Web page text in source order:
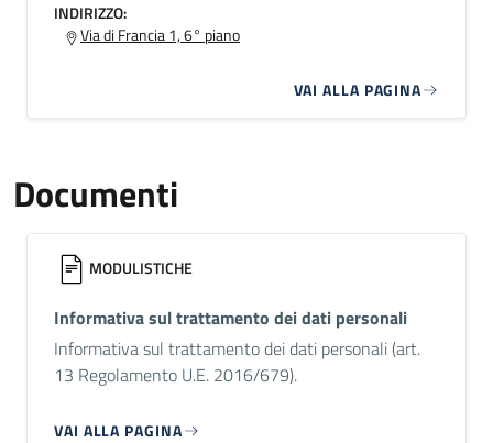
INDIRIZZO:
Via di Francia 1, 6° piano
VAI ALLA PAGINA
Documenti
MODULISTICHE
Informativa sul trattamento dei dati personali
Informativa sul trattamento dei dati personali (art.
13 Regolamento U.E. 2016/679).
VAI ALLA PAGINA